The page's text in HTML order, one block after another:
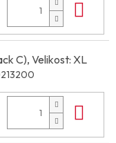
C), Velikost: XL